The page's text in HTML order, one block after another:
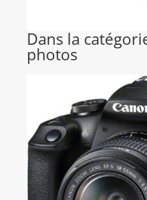
Dans la
photos